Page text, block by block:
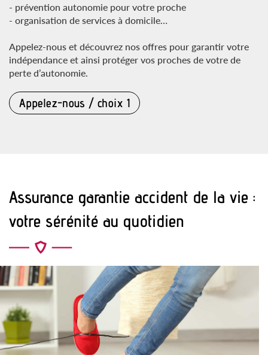
- prévention autonomie pour votre proche
- organisation de services à domicile…
Appelez-nous et découvrez nos offres pour garantir votre
indépendance et ainsi protéger vos proches de votre de
perte d’autonomie.
Appelez-nous / choix 1
Assurance garantie accident de la vie :
votre sérénité au quotidien